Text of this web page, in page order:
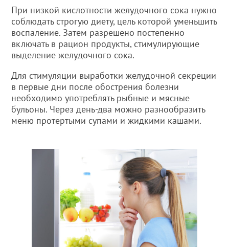
При низкой кислотности желудочного сока нужно
соблюдать строгую диету, цель которой уменьшить
воспаление. Затем разрешено постепенно
включать в рацион продукты, стимулирующие
выделение желудочного сока.
Для стимуляции выработки желудочной секреции
в первые дни после обострения болезни
необходимо употреблять рыбные и мясные
бульоны. Через день-два можно разнообразить
меню протертыми супами и жидкими кашами.